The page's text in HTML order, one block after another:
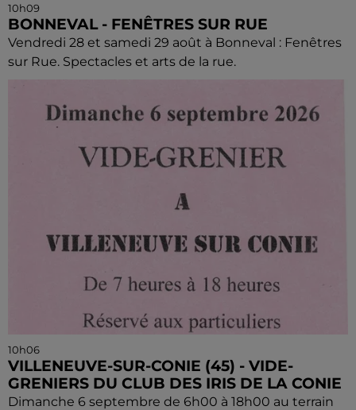
10h09
BONNEVAL - FENÊTRES SUR RUE
Vendredi 28 et samedi 29 août à Bonneval : Fenêtres
sur Rue. Spectacles et arts de la rue.
10h06
VILLENEUVE-SUR-CONIE (45) - VIDE-
GRENIERS DU CLUB DES IRIS DE LA CONIE
Dimanche 6 septembre de 6h00 à 18h00 au terrain